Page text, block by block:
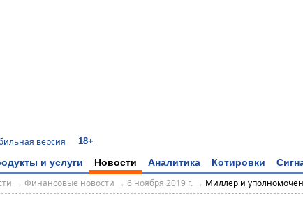
версия 18+
и услуги Новости Аналитика Котировки
→ Финансовые новости → 6 ноября 2019 г. → Миллер и